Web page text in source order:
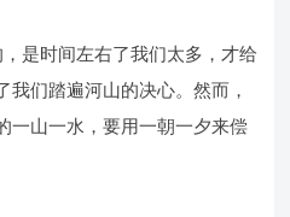
是时间左右了我们太多，才给
我们踏遍河山的决心。然而，
一山一水，要用一朝一夕来偿